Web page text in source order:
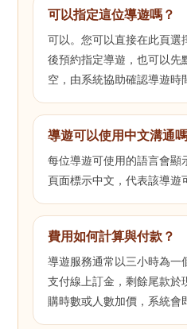
可以指定這位導遊嗎？
可以。您可以直接在此頁選
後預約指定導遊，也可以先
空，由系統協助確認導遊時
導遊可以使用中文溝通
每位導遊可使用的語言會顯
頁面標示中文，代表該導遊
費用如何計算與付款？
導遊服務通常以三小時為一
支付線上訂金，剩餘尾款於
購時數或人數加價，系統會